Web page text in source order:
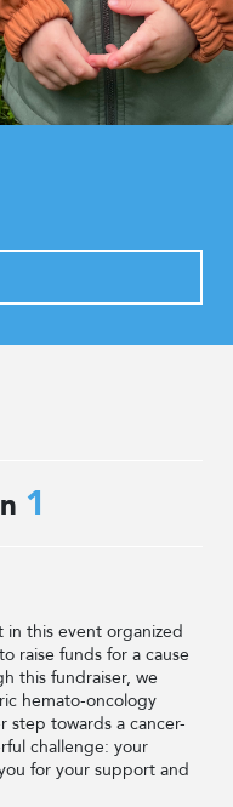
1
this event organized
raise funds for a cause
this fundraiser, we
hemato-oncology
step towards a cancer-
challenge: your
for your support and